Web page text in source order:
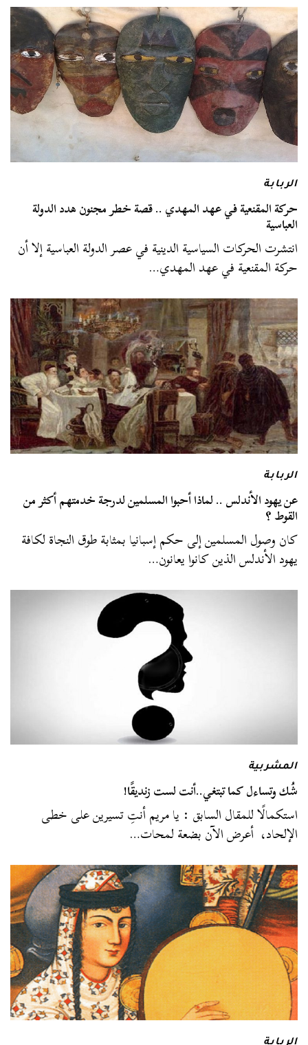
الربابة
حركة المقنعية في عهد المهدي .. قصة خطر مجنون هدد الدولة
العباسية
انتشرت الحركات السياسية الدينية في عصر الدولة العباسية إلا أن
حركة المقنعية في عهد المهدي…
الربابة
عن يهود الأندلس .. لماذا أحبوا المسلمين لدرجة خدمتهم أكثر من
القوط ؟
كان وصول المسلمين إلى حكم إسبانيا بمثابة طوق النجاة لكافة
يهود الأندلس الذين كانوا يعانون…
المشربية
شُك وتساءل كما تبتغي..أنت لست زنديقًا!
استكمالًا للمقال السابق : يا مريم أنتِ تسيرين على خطى
الإلحاد، أعرض الآن بضعة لمحات…